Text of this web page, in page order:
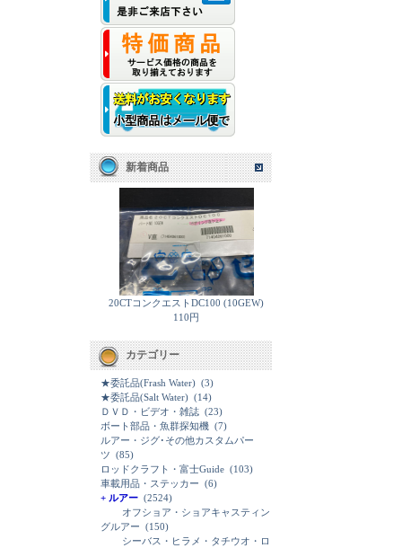
新着商品
20CTコンクエストDC100 (10GEW)
110円
カテゴリー
★委託品(Frash Water) (3)
★委託品(Salt Water) (14)
ＤＶＤ・ビデオ・雑誌 (23)
ボート部品・魚群探知機 (7)
ルアー・ジグ･その他カスタムパー
ツ (85)
ロッドクラフト・富士Guide (103)
車載用品・ステッカー (6)
+ ルアー (2524)
オフショア・ショアキャスティン
グルアー (150)
シーバス・ヒラメ・タチウオ・ロ